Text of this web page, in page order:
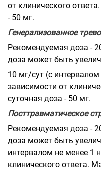
от клинического
- 50 мг.
Генерализованное
Рекомендуемая доза -
доза может быть
10 мг/сут (с
зависимости от
суточная доза - 50 мг.
Посттравматическое
Рекомендуемая доза -
доза может быть
интервалом не менее 1
клинического ответа.